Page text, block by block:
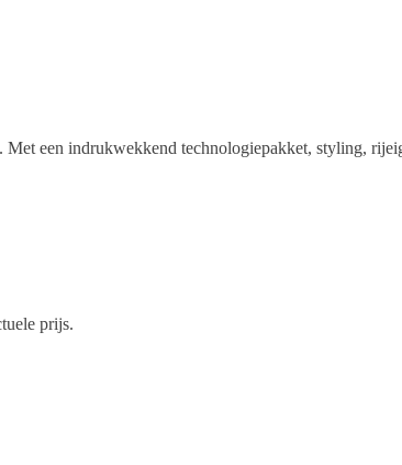
een indrukwekkend technologiepakket, styling,
prijs.